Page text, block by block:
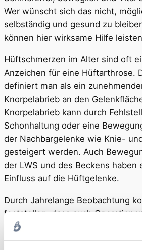
Wer wünscht sich das nicht,
selbständig und gesund zu
können hier wirksame Hilfe leisten
Hüftschmerzen im Alter sind oft
Anzeichen für eine Hüftarthrose.
definiert man als ein
Knorpelabrieb an den
Knorpelabrieb kann durch
Schonhaltung oder eine
der Nachbargelenke wie Knie-
gesteigert werden. Auch
der LWS und des Beckens haben
Einfluss auf die Hüftgelenke.
Durch Jahrelange Beobachtung
feststellen, dass auch
Leistenbruch- oder
die Hüftgelenke spielen und